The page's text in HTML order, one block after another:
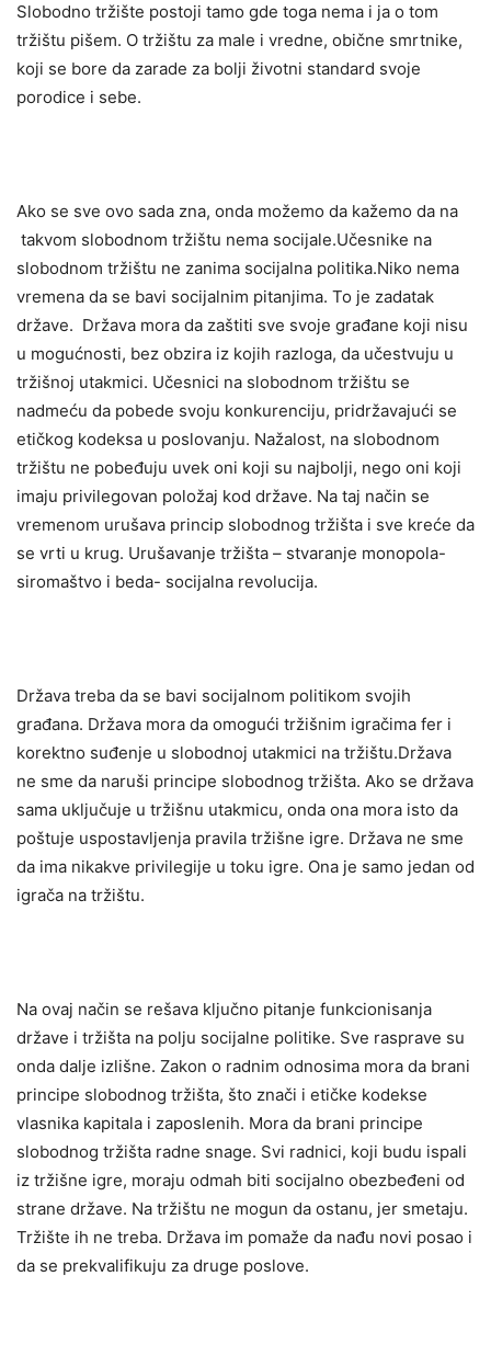
Slobodno tržište postoji tamo gde toga nema i ja o tom
tržištu pišem. O tržištu za male i vredne, obične smrtnike,
koji se bore da zarade za bolji životni standard svoje
porodice i sebe.
Ako se sve ovo sada zna, onda možemo da kažemo da na
takvom slobodnom tržištu nema socijale.Učesnike na
slobodnom tržištu ne zanima socijalna politika.Niko nema
vremena da se bavi socijalnim pitanjima. To je zadatak
države. Država mora da zaštiti sve svoje građane koji nisu
u mogućnosti, bez obzira iz kojih razloga, da učestvuju u
tržišnoj utakmici. Učesnici na slobodnom tržištu se
nadmeću da pobede svoju konkurenciju, pridržavajući se
etičkog kodeksa u poslovanju. Nažalost, na slobodnom
tržištu ne pobeđuju uvek oni koji su najbolji, nego oni koji
imaju privilegovan položaj kod države. Na taj način se
vremenom urušava princip slobodnog tržišta i sve kreće da
se vrti u krug. Urušavanje tržišta – stvaranje monopola-
siromaštvo i beda- socijalna revolucija.
Država treba da se bavi socijalnom politikom svojih
građana. Država mora da omogući tržišnim igračima fer i
korektno suđenje u slobodnoj utakmici na tržištu.Država
ne sme da naruši principe slobodnog tržišta. Ako se država
sama uključuje u tržišnu utakmicu, onda ona mora isto da
poštuje uspostavljenja pravila tržišne igre. Država ne sme
da ima nikakve privilegije u toku igre. Ona je samo jedan od
igrača na tržištu.
Na ovaj način se rešava ključno pitanje funkcionisanja
države i tržišta na polju socijalne politike. Sve rasprave su
onda dalje izlišne. Zakon o radnim odnosima mora da brani
principe slobodnog tržišta, što znači i etičke kodekse
vlasnika kapitala i zaposlenih. Mora da brani principe
slobodnog tržišta radne snage. Svi radnici, koji budu ispali
iz tržišne igre, moraju odmah biti socijalno obezbeđeni od
strane države. Na tržištu ne mogun da ostanu, jer smetaju.
Tržište ih ne treba. Država im pomaže da nađu novi posao i
da se prekvalifikuju za druge poslove.